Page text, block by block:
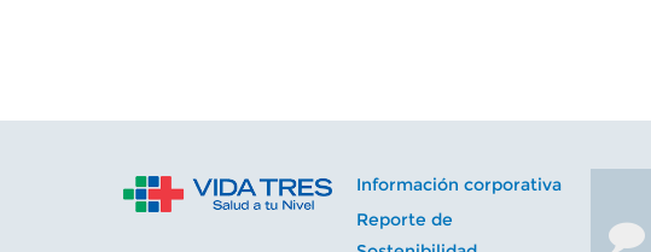
Información corporativa
Reporte de